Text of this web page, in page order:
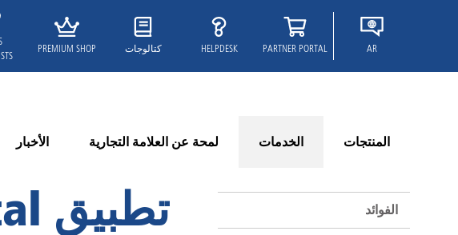
AR
PARTNER PORTAL
HELPDESK كتالوجات PREMIUM SHOP
المنتجات
الخدمات لمحة عن العلامة التجارية الأخبار
تطبيق Partner Portal الجديد الفوائد